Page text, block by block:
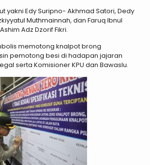
yakni Edy Suripno- Akhmad Satori, Dedy
Muthmainnah, dan Faruq Ibnul
Adz Dzorif Fikri.
memotong knalpot brong
pemotong besi di hadapan jajaran
serta Komisioner KPU dan Bawaslu.